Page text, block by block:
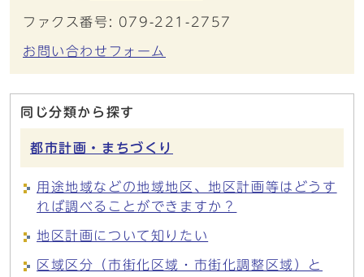
ファクス番号: 079-221-2757
お問い合わせフォーム
同じ分類から探す
都市計画・まちづくり
用途地域などの地域地区、地区計画等はどうす
れば調べることができますか？
地区計画について知りたい
区域区分（市街化区域・市街化調整区域）と